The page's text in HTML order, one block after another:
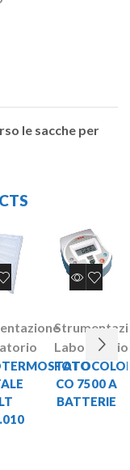
le sacche per
Laboratorio
CO 7500 A
BATTERIE